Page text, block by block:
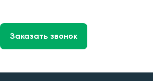
Заказать звонок